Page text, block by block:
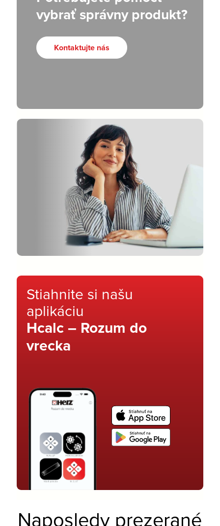
vybrať správny produkt?
Kontaktujte nás
Stiahnite si našu
aplikáciu
Hcalc – Rozum do
vrecka
Naposledy prezerané